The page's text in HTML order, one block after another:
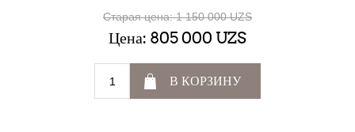
Старая цена: 1 150 000 UZS
Цена: 805 000 UZS
В КОРЗИНУ